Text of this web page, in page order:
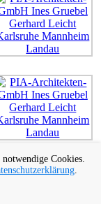
Cookies.
.